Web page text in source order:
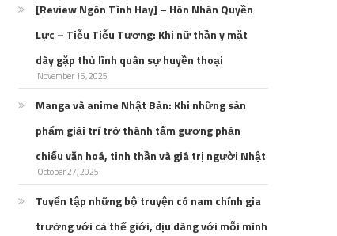
[Review Ngôn Tình Hay] – Hôn Nhân Quyền
Lực – Tiễu Tiễu Tương: Khi nữ thần y mặt
dày gặp thủ lĩnh quân sự huyền thoại
November 16, 2025
Manga và anime Nhật Bản: Khi những sản
phẩm giải trí trở thành tấm gương phản
chiếu văn hoá, tinh thần và giá trị người Nhật
October 27, 2025
Tuyển tập những bộ truyện có nam chính gia
trưởng với cả thế giới, dịu dàng với mỗi mình